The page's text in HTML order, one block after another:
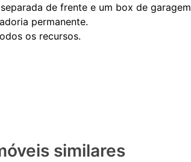
de frente e um box de
permanente.
os recursos.
similares